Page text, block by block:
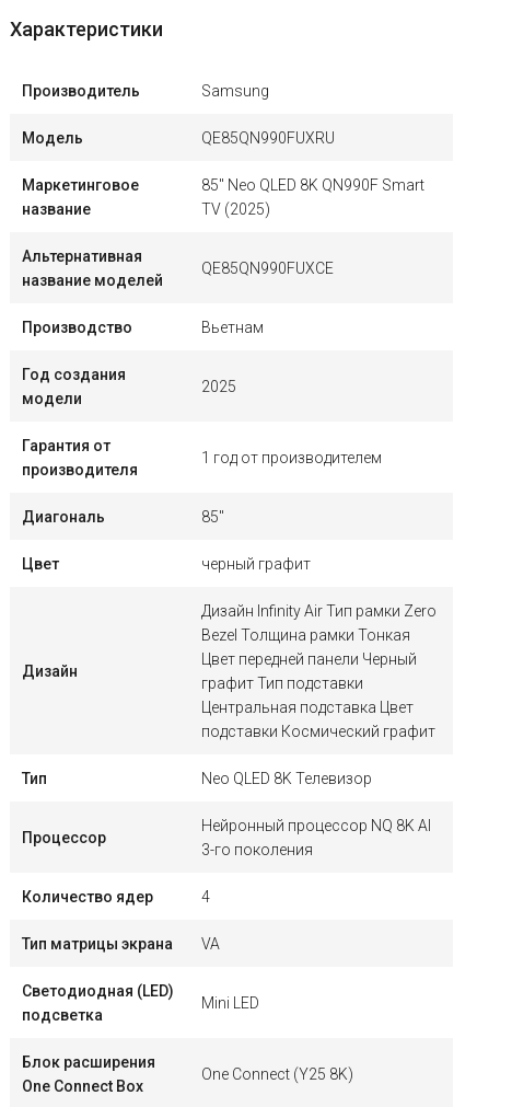
Характеристики
Производитель Samsung
Модель QE85QN990FUXRU
Маркетинговое
название
85" Neo QLED 8K QN990F Smart
TV (2025)
Альтернативная
название моделей
QE85QN990FUXCE
Производство Вьетнам
Год создания
модели
2025
Гарантия от
производителя
1 год от производителем
Диагональ 85"
Цвет черный графит
Дизайн
Дизайн Infinity Air Тип рамки Zero
Bezel Толщина рамки Тонкая
Цвет передней панели Черный
графит Тип подставки
Центральная подставка Цвет
подставки Космический графит
Тип Neo QLED 8K Телевизор
Процессор
Нейронный процессор NQ 8K AI
3-го поколения
Количество ядер 4
Тип матрицы экрана VA
Светодиодная (LED)
подсветка
Mini LED
Блок расширения
One Connect Box
One Connect (Y25 8K)